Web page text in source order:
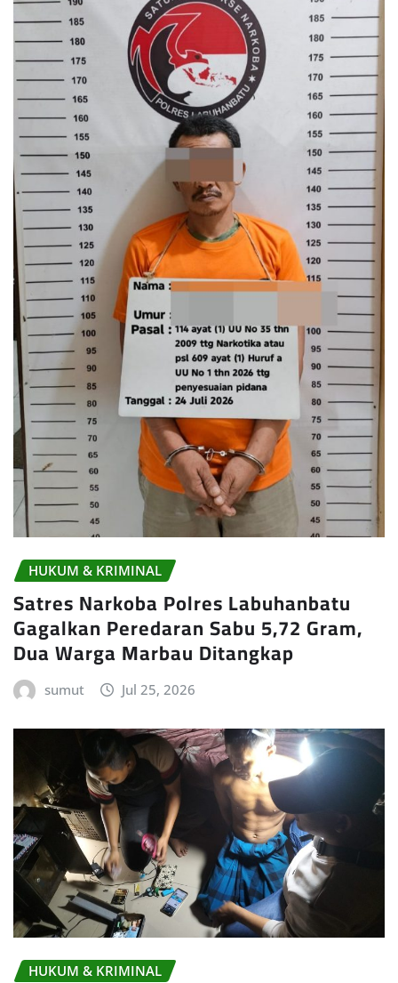
HUKUM & KRIMINAL
Satres Narkoba Polres Labuhanbatu
Gagalkan Peredaran Sabu 5,72 Gram,
Dua Warga Marbau Ditangkap
sumut Jul 25, 2026
HUKUM & KRIMINAL